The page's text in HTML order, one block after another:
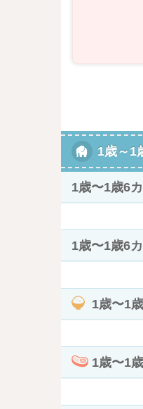
1歳～1
1歳〜1歳6
1歳〜1歳6
1歳〜1
1歳〜1